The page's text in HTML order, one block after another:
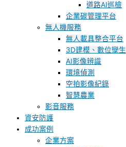
道路AI巡檢
企業碳管理平台
無人機服務
無人載具整合平台
3D建模、數位孿生
AI影像辨識
環境偵測
空拍影像紀錄
智慧農業
影音服務
資安防護
成功案例
企業方案